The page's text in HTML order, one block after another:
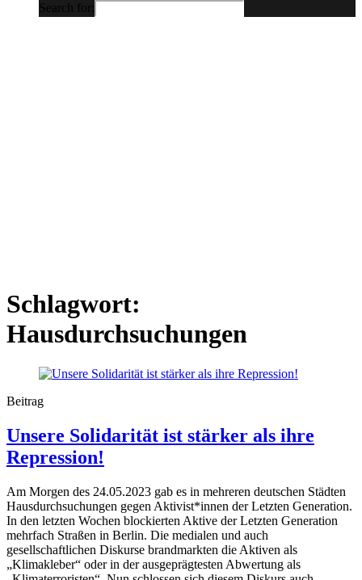
Search for:
Schlagwort:
Hausdurchsuchungen
Beitrag
Unsere Solidarität ist stärker als ihre
Repression!
Am Morgen des 24.05.2023 gab es in mehreren deutschen Städten
Hausdurchsuchungen gegen Aktivist*innen der Letzten Generation.
In den letzten Wochen blockierten Aktive der Letzten Generation
mehrfach Straßen in Berlin. Die medialen und auch
gesellschaftlichen Diskurse brandmarkten die Aktiven als
„Klimakleber“ oder in der ausgeprägtesten Abwertung als